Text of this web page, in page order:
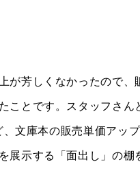
が芳しくなかったので、
ことです。スタッフさん
文庫本の販売単価アッ
展示する「面出し」の棚